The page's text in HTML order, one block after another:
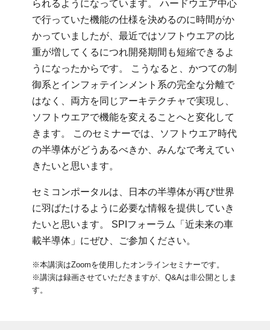
られるようになっています。 ハードウエア中心
で行っていた機能の仕様を決めるのに時間がか
かっていましたが、最近ではソフトウエアの比
重が増してくるにつれ開発期間も短縮できるよ
うになったからです。 こうなると、かつての制
御系とインフォテインメント系の完全な分離で
はなく、両方を同じアーキテクチャで実現し、
ソフトウエアで機能を変えることへと変化して
きます。 このセミナーでは、ソフトウエア時代
の半導体がどうあるべきか、みんなで考えてい
きたいと思います。
セミコンポータルは、日本の半導体が再び世界
に羽ばたけるように必要な情報を提供していき
たいと思います。 SPIフォーラム「近未来の車
載半導体」にぜひ、ご参加ください。
※本講演はZoomを使用したオンラインセミナーです。
※講演は録画させていただきますが、Q&Aは非公開としま
す。